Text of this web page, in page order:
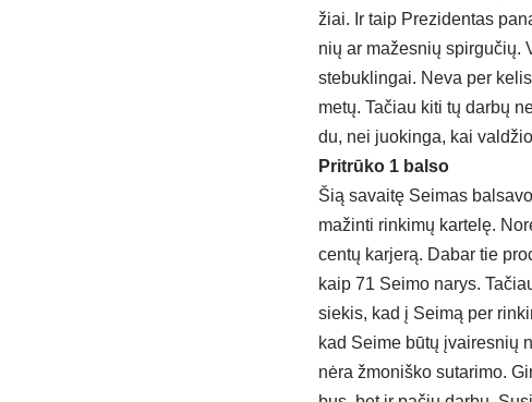
žiai. Ir taip Pre­zi­den­tas
nių ar ma­žes­nių spir­gu­čių.
ste­buk­lin­gai. Ne­va per
me­tų. Ta­čiau ki­ti tų dar­bų
du, nei juo­kin­ga, kai
Prit­rū­ko 1 bal­so
Šią sa­vai­tę Sei­mas
ma­žin­ti rin­ki­mų kar­te­lę.
cen­tų kar­je­rą. Da­bar tie
kaip 71 Sei­mo na­rys.
sie­kis, kad į Sei­mą per
kad Sei­me bū­tų įvai­res­nių
nė­ra žmo­niš­ko su­ta­ri­mo.